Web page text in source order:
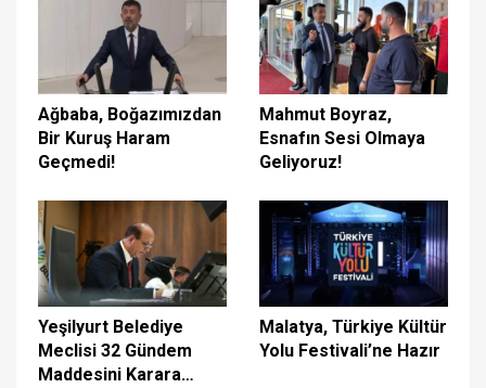
Ağbaba, Boğazımızdan
Bir Kuruş Haram
Geçmedi!
Mahmut Boyraz,
Esnafın Sesi Olmaya
Geliyoruz!
Yeşilyurt Belediye
Meclisi 32 Gündem
Maddesini Karara
Malatya, Türkiye Kültür
Yolu Festivali’ne Hazır